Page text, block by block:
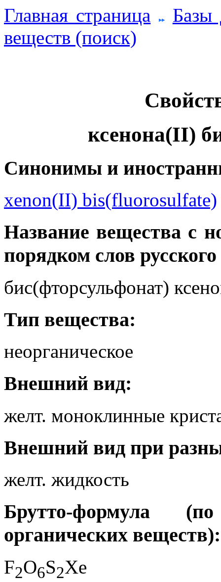
Главная страница
Базы
веществ (поиск)
ксенона(II)
Синонимы и
xenon(II) bis(fluorosulfate)
Название вещества с
порядком слов
бис(фторсульфонат)
Тип вещества:
неорганическое
Внешний вид:
желт. моноклинные
Внешний вид при
желт. жидкость
Брутто-формула
органических веществ):
F2O6S2Xe